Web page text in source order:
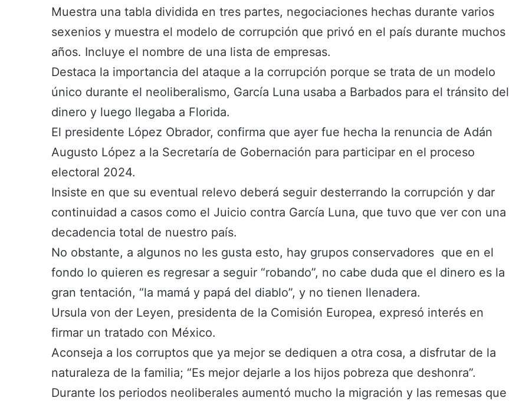
Muestra una tabla dividida en tres partes, negociaciones hechas durante varios
sexenios y muestra el modelo de corrupción que privó en el país durante muchos
años. Incluye el nombre de una lista de empresas.
Destaca la importancia del ataque a la corrupción porque se trata de un modelo
único durante el neoliberalismo, García Luna usaba a Barbados para el tránsito del
dinero y luego llegaba a Florida.
El presidente López Obrador, confirma que ayer fue hecha la renuncia de Adán
Augusto López a la Secretaría de Gobernación para participar en el proceso
electoral 2024.
Insiste en que su eventual relevo deberá seguir desterrando la corrupción y dar
continuidad a casos como el Juicio contra García Luna, que tuvo que ver con una
decadencia total de nuestro país.
No obstante, a algunos no les gusta esto, hay grupos conservadores que en el
fondo lo quieren es regresar a seguir “robando”, no cabe duda que el dinero es la
gran tentación, “la mamá y papá del diablo”, y no tienen llenadera.
Ursula von der Leyen, presidenta de la Comisión Europea, expresó interés en
firmar un tratado con México.
Aconseja a los corruptos que ya mejor se dediquen a otra cosa, a disfrutar de la
naturaleza de la familia; “Es mejor dejarle a los hijos pobreza que deshonra”.
Durante los periodos neoliberales aumentó mucho la migración y las remesas que